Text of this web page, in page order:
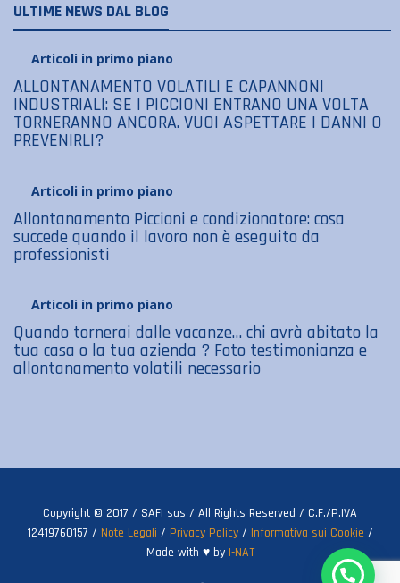
ULTIME NEWS DAL BLOG
Articoli in primo piano
ALLONTANAMENTO VOLATILI E CAPANNONI
INDUSTRIALI: SE I PICCIONI ENTRANO UNA VOLTA
TORNERANNO ANCORA. VUOI ASPETTARE I DANNI O
PREVENIRLI?
Articoli in primo piano
Allontanamento Piccioni e condizionatore: cosa
succede quando il lavoro non è eseguito da
professionisti
Articoli in primo piano
Quando tornerai dalle vacanze… chi avrà abitato la
tua casa o la tua azienda ? Foto testimonianza e
allontanamento volatili necessario
Copyright © 2017 / SAFI sas / All Rights Reserved / C.F./P.IVA
12419760157 / Note Legali / Privacy Policy/ Informativa sui Cookie /
Made with ♥ by I-NAT